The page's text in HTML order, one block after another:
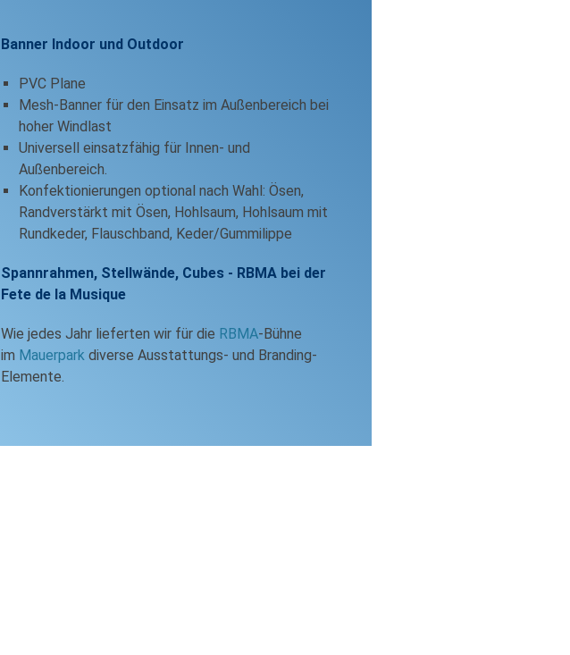
Banner Indoor und Outdoor
PVC Plane
Mesh-Banner für den Einsatz im Außenbereich bei
hoher Windlast
Universell einsatzfähig für Innen- und
Außenbereich.
Konfektionierungen optional nach Wahl: Ösen,
Randverstärkt mit Ösen, Hohlsaum, Hohlsaum mit
Rundkeder, Flauschband, Keder/Gummilippe
Spannrahmen, Stellwände, Cubes - RBMA bei der
Fete de la Musique
Wie jedes Jahr lieferten wir für die RBMA-Bühne
im Mauerpark diverse Ausstattungs- und Branding-
Elemente.